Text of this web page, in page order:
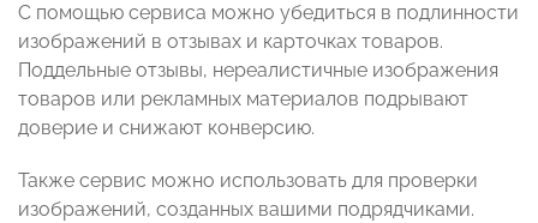
С помощью сервиса можно убедиться в подлинности
изображений в отзывах и карточках товаров.
Поддельные отзывы, нереалистичные изображения
товаров или рекламных материалов подрывают
доверие и снижают конверсию.
Также сервис можно использовать для проверки
изображений, созданных вашими подрядчиками.